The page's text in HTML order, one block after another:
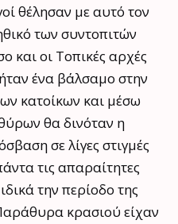
θέλησαν με αυτό τον
των συντοπιτών
και οι Τοπικές αρχές
ένα βάλσαμο στην
κατοίκων και μέσω
θα δινόταν η
σε λίγες στιγμές
τις απαραίτητες
την περίοδο της
κρασιού είχαν